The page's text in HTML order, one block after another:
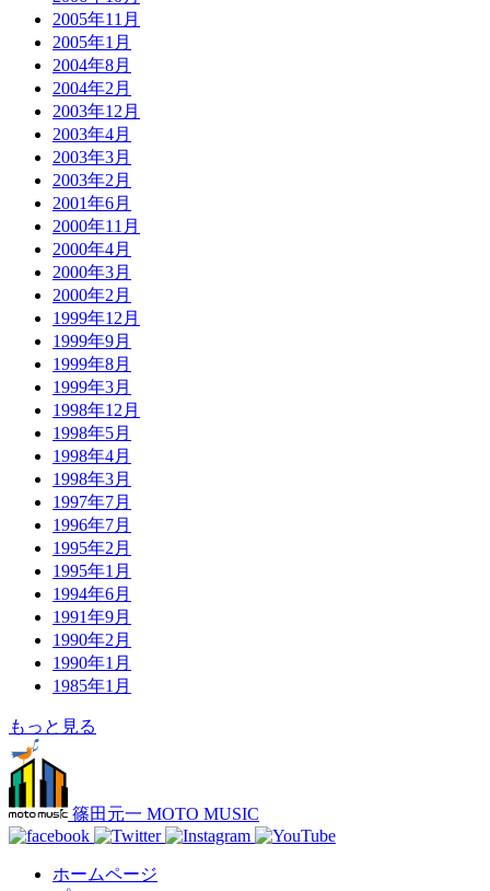
2005年11月
2005年1月
2004年8月
2004年2月
2003年12月
2003年4月
2003年3月
2003年2月
2001年6月
2000年11月
2000年4月
2000年3月
2000年2月
1999年12月
1999年9月
1999年8月
1999年3月
1998年12月
1998年5月
1998年4月
1998年3月
1997年7月
1996年7月
1995年2月
1995年1月
1994年6月
1991年9月
1990年2月
1990年1月
1985年1月
もっと見る
篠田元一 MOTO MUSIC
ホームページ